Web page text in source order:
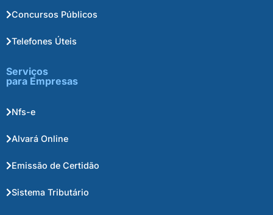
Concursos Públicos
Telefones Úteis
Serviços
para Empresas
Nfs-e
Alvará Online
Emissão de Certidão
Sistema Tributário